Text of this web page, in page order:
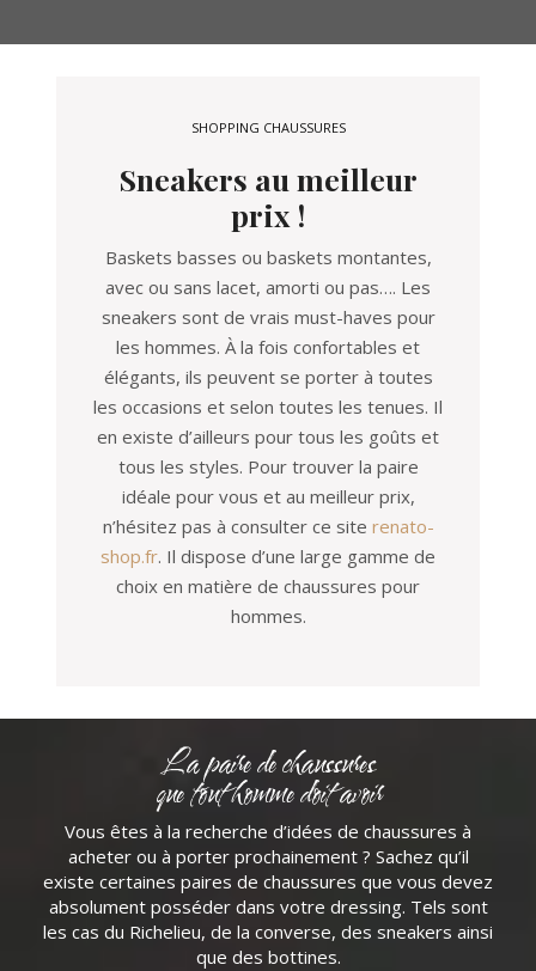
SHOPPING CHAUSSURES
Sneakers au meilleur
prix !
Baskets basses ou baskets montantes,
avec ou sans lacet, amorti ou pas…. Les
sneakers sont de vrais must-haves pour
les hommes. À la fois confortables et
élégants, ils peuvent se porter à toutes
les occasions et selon toutes les tenues. Il
en existe d’ailleurs pour tous les goûts et
tous les styles. Pour trouver la paire
idéale pour vous et au meilleur prix,
n’hésitez pas à consulter ce site renato-
shop.fr. Il dispose d’une large gamme de
choix en matière de chaussures pour
hommes.
La paire de chaussures
que tout homme doit avoir
Vous êtes à la recherche d’idées de chaussures à
acheter ou à porter prochainement ? Sachez qu’il
existe certaines paires de chaussures que vous devez
absolument posséder dans votre dressing. Tels sont
les cas du Richelieu, de la converse, des sneakers ainsi
que des bottines.